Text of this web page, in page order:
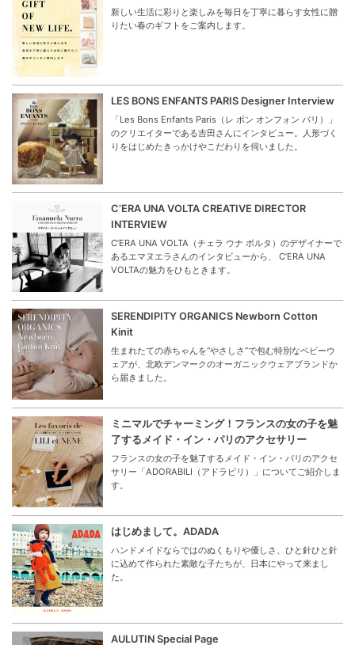
新しい生活に彩りと楽しみを毎日を丁寧に暮らす女性に贈
りたい春のギフトをご案内します。
LES BONS ENFANTS PARIS Designer Interview
「Les Bons Enfants Paris（レ ボン オンフォン パリ）」
のクリエイターである吉田さんにインタビュー。人形づく
りをはじめたきっかけやこだわりを伺いました。
C’ERA UNA VOLTA CREATIVE DIRECTOR
INTERVIEW
C’ERA UNA VOLTA（チェラ ウナ ボルタ）のデザイナーで
あるエマヌエラさんのインタビューから、 C’ERA UNA
VOLTAの魅力をひもときます。
SERENDIPITY ORGANICS Newborn Cotton
Kinit
生まれたての赤ちゃんを“やさしさ”で包む特別なベビーウ
ェアが、北欧デンマークのオーガニックウェアブランドか
ら届きました。
ミニマルでチャーミング！フランスの女の子を魅
了するメイド・イン・パリのアクセサリー
フランスの女の子を魅了するメイド・イン・パリのアクセ
サリー「ADORABILI（アドラビリ）」についてご紹介しま
す。
はじめまして。ADADA
ハンドメイドならではのぬくもりや優しさ、ひと針ひと針
に込めて作られた素敵な子たちが、日本にやって来まし
た。
AULUTIN Special Page